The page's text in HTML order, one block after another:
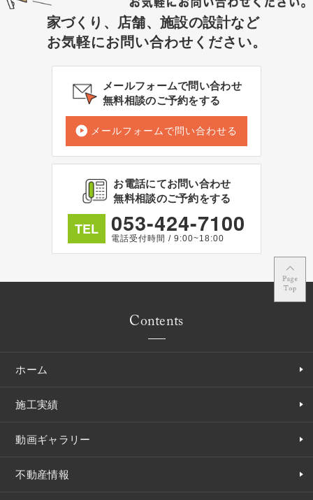
家づくり、店舗、施設の設計など
お気軽にお問い合わせください。
メールフォームで問い合わせ
無料相談のご予約をする
メールフォームで問い合わせる
お電話にてお問い合わせ
無料相談のご予約をする
TEL 053-424-7100
電話受付時間 / 9:00~18:00
Contents
ホーム
施工実績
動画ギャラリー
不動産情報